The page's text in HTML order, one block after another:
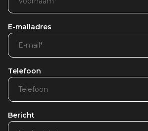
E-mailadres
Telefoon
Bericht